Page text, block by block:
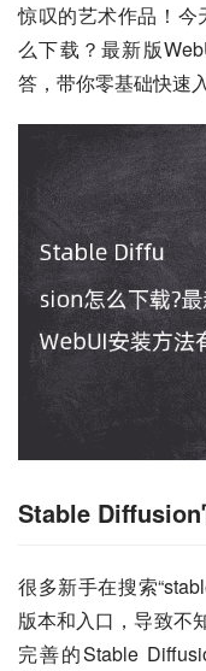
惊叹的艺术作品！今
么下载？最新版
答，带你零基础快速
Stable Diffusion
很多新手在搜索
版本和入口，导致不
完善的Stable